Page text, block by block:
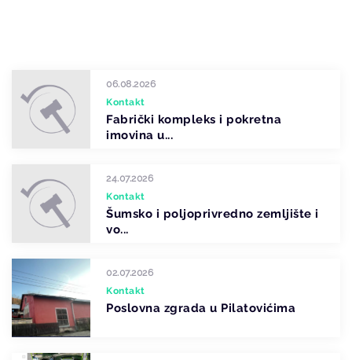
06.08.2026
Kontakt
Fabrički kompleks i pokretna
imovina u...
24.07.2026
Kontakt
Šumsko i poljoprivredno zemljište i
vo...
02.07.2026
Kontakt
Poslovna zgrada u Pilatovićima